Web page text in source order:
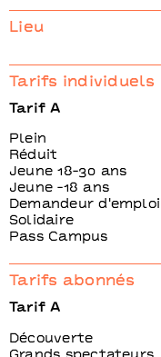
Lieu
Tarifs individuels
Tarif A
Plein
Réduit
Jeune 18-30 ans
Jeune -18 ans
Demandeur d'emploi
Solidaire
Pass Campus
Tarifs abonnés
Tarif A
Découverte